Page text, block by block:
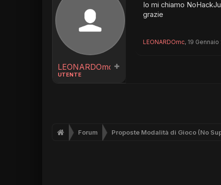
LEONARDOmc
UTENTE
Io mi chiamo
grazie
LEONARDOmc, 19 Gennaio
Forum Proposte Modalità di Gioco (No